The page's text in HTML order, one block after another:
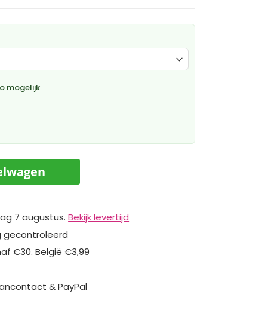
mogelijk
7 augustus. Bekijk levertijd
gecontroleerd
€30. België €3,99
& PayPal